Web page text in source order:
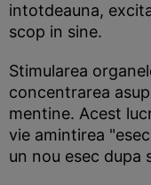
intotdeauna,
scop in sine.
Stimularea
concentrarea
mentine. Acest
vie amintirea
un nou esec dupa